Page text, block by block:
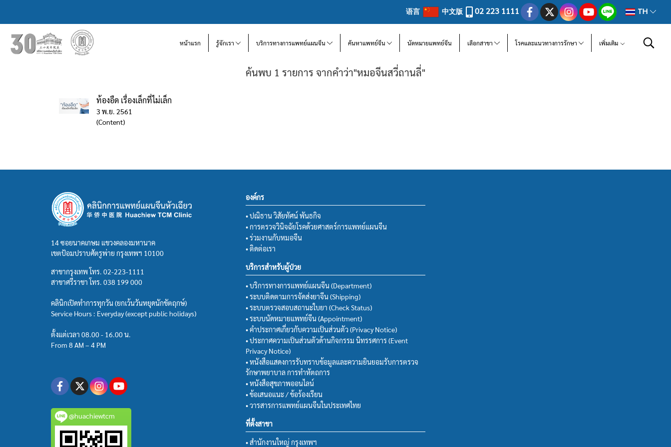
语言 中文版 02 223 1111 TH
หน้าแรก รู้จักเรา บริการทางการแพทย์แผนจีน ค้นหาแพทย์จีน นัดหมายแพทย์จีน เลือกสาขา โรคและแนวทางการรักษา เพิ่มเติม
ค้นพบ 1 รายการ จากคำว่า"หมอจีนสวี่ถานลี่"
ท้องอืด เรื่องเล็กที่ไม่เล็ก
3 พ.ย. 2561
(Content)
14 ซอยนาคเกษม แขวงคลองมหานาค
เขตป้อมปราบศัตรูพ่าย กรุงเทพฯ 10100
สาขากรุงเทพ โทร. 02-223-1111
สาขาศรีราชา โทร. 038 199 000
คลินิกเปิดทำการทุกวัน (ยกเว้นวันหยุดนักขัตฤกษ์)
Service Hours : Everyday (except public holidays)
ตั้งแต่เวลา 08.00 - 16.00 น.
From 8 AM – 4 PM
@huachiewtcm
องค์กร
• ปณิธาน วิสัยทัศน์ พันธกิจ
• การตรวจวินิจฉัยโรคด้วยศาสตร์การแพทย์แผนจีน
• ร่วมงานกับหมอจีน
• ติดต่อเรา
บริการสำหรับผู้ป่วย
• บริการทางการแพทย์แผนจีน (Department)
• ระบบติดตามการจัดส่งยาจีน (Shipping)
• ระบบตรวจสอบสถานะใบยา (Check Status)
• ระบบนัดหมายแพทย์จีน (Appointment)
• คำประกาศเกี่ยวกับความเป็นส่วนตัว (Privacy Notice)
• ประกาศความเป็นส่วนตัวด้านกิจกรรม นิทรรศการ (Event
Privacy Notice)
• หนังสือแสดงการรับทราบข้อมูลและความยินยอมรับการตรวจ
รักษาพยาบาล การทำหัตถการ
• หนังสือสุขภาพออนไลน์
• ข้อเสนอแนะ / ข้อร้องเรียน
• วารสารการแพทย์แผนจีนในประเทศไทย
ที่ตั้งสาขา
• สำนักงานใหญ่ กรุงเทพฯ